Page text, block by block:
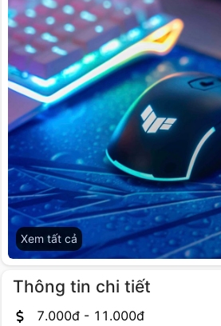
Xem tất cả
Thông tin chi tiết
7.000đ - 11.000đ